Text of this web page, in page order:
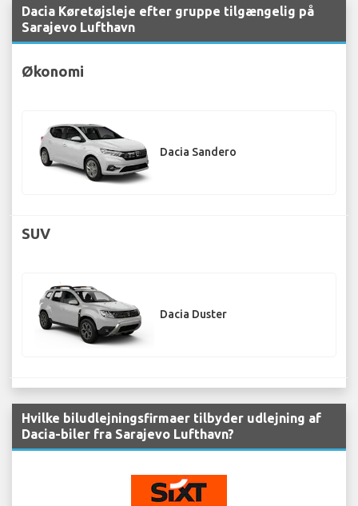
Dacia Køretøjsleje efter gruppe tilgængelig på
Sarajevo Lufthavn
Økonomi
Dacia Sandero
SUV
Dacia Duster
Hvilke biludlejningsfirmaer tilbyder udlejning af
Dacia-biler fra Sarajevo Lufthavn?